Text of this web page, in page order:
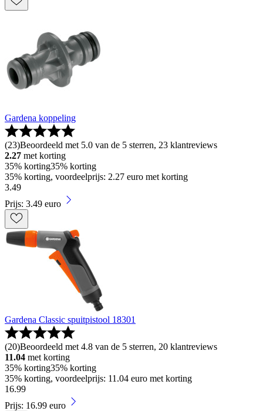
Gardena koppeling
(23)Beoordeeld met 5.0 van de 5 sterren, 23 klantreviews
2.27 met korting
35% korting35% korting
35% korting, voordeelprijs: 2.27 euro met korting
3.49
Prijs: 3.49 euro
Gardena Classic spuitpistool 18301
(20)Beoordeeld met 4.8 van de 5 sterren, 20 klantreviews
11.04 met korting
35% korting35% korting
35% korting, voordeelprijs: 11.04 euro met korting
16.99
Prijs: 16.99 euro